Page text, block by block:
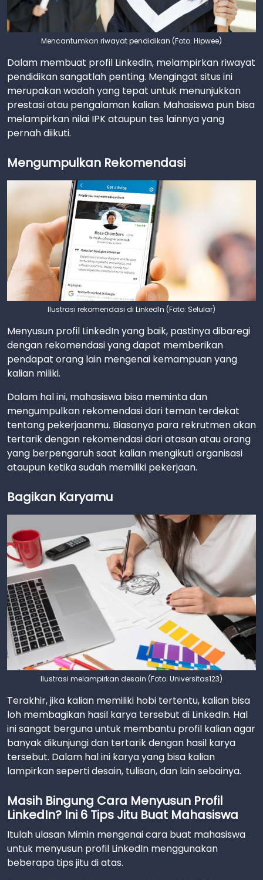
Mencantumkan riwayat pendidikan (Foto: Hipwee)
Dalam membuat profil LinkedIn, melampirkan riwayat
pendidikan sangatlah penting. Mengingat situs ini
merupakan wadah yang tepat untuk menunjukkan
prestasi atau pengalaman kalian. Mahasiswa pun bisa
melampirkan nilai IPK ataupun tes lainnya yang
pernah diikuti.
Mengumpulkan Rekomendasi
Ilustrasi rekomendasi di LinkedIn (Foto: Selular)
Menyusun profil LinkedIn yang baik, pastinya dibaregi
dengan rekomendasi yang dapat memberikan
pendapat orang lain mengenai kemampuan yang
kalian miliki.
Dalam hal ini, mahasiswa bisa meminta dan
mengumpulkan rekomendasi dari teman terdekat
tentang pekerjaanmu. Biasanya para rekrutmen akan
tertarik dengan rekomendasi dari atasan atau orang
yang berpengaruh saat kalian mengikuti organisasi
ataupun ketika sudah memiliki pekerjaan.
Bagikan Karyamu
Ilustrasi melampirkan desain (Foto: Universitas123)
Terakhir, jika kalian memiliki hobi tertentu, kalian bisa
loh membagikan hasil karya tersebut di LinkedIn. Hal
ini sangat berguna untuk membantu profil kalian agar
banyak dikunjungi dan tertarik dengan hasil karya
tersebut. Dalam hal ini karya yang bisa kalian
lampirkan seperti desain, tulisan, dan lain sebainya.
Masih Bingung Cara Menyusun Profil
LinkedIn? Ini 6 Tips Jitu Buat Mahasiswa
Itulah ulasan Mimin mengenai cara buat mahasiswa
untuk menyusun profil LinkedIn menggunakan
beberapa tips jitu di atas.